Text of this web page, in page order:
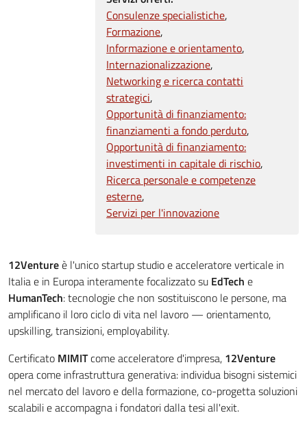
Consulenze specialistiche
Formazione
Informazione e orientamento
Internazionalizzazione
Networking e ricerca contatti
strategici
Opportunità di finanziamento:
finanziamenti a fondo perduto
Opportunità di finanziamento:
investimenti in capitale di rischio
Ricerca personale e competenze
esterne
Servizi per l'innovazione
12Ventureè l'unico startup studio e acceleratore verticale in
Italia e in Europa interamente focalizzato su EdTech e
HumanTech: tecnologie che non sostituiscono le persone, ma
amplificano il loro ciclo di vita nel lavoro — orientamento,
upskilling, transizioni, employability.
Certificato MIMITcome acceleratore d'impresa, 12Venture
opera come infrastruttura generativa: individua bisogni sistemici
nel mercato del lavoro e della formazione, co-progetta soluzioni
scalabili e accompagna i fondatori dalla tesi all'exit.